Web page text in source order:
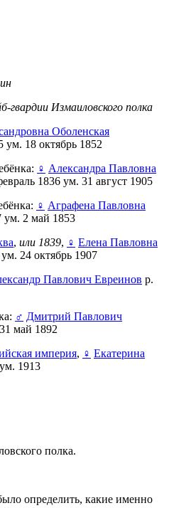
гвардии Измаиловского полка
Оболенская
ум. 18 октябрь 1852
♀ Александра Павловна
1836 ум. 31 август 1905
♀ Аграфена Павловна
ум. 2 май 1853
, или 1839, ♀ Елена Павловна
24 октябрь 1907
Павлович Евреинов р.
♂ Дмитрий Павлович
май 1892
империя, ♀ Екатерина
1913
полка.
определить, какие именно